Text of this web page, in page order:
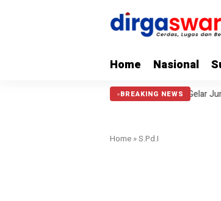
Home Nasional
BREAKING NEWS
Pewarta Polrestabes Medan Gelar
Home »S.Pd.I